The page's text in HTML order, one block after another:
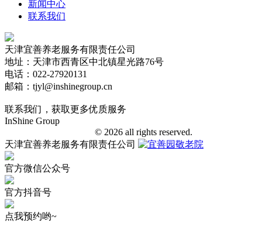
新闻中心
联系我们
天津宜善养老服务有限责任公司
地址：天津市西青区中北镇星光路76号
电话：022-27920131
邮箱：tjyl@inshinegroup.cn
联系我们，获取更多优质服务
InShine Group
© 2026 all rights reserved.
天津宜善养老服务有限责任公司
官方微信公众号
官方抖音号
点我预约哟~